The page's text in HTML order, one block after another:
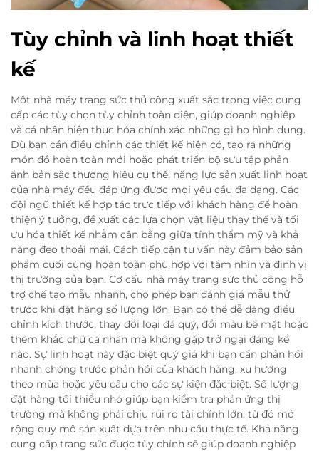
Tùy chỉnh và linh hoạt thiết
kế
Một nhà máy trang sức thủ công xuất sắc trong việc cung
cấp các tùy chọn tùy chỉnh toàn diện, giúp doanh nghiệp
và cá nhân hiện thực hóa chính xác những gì họ hình dung.
Dù bạn cần điều chỉnh các thiết kế hiện có, tạo ra những
món đồ hoàn toàn mới hoặc phát triển bộ sưu tập phản
ánh bản sắc thương hiệu cụ thể, năng lực sản xuất linh hoạt
của nhà máy đều đáp ứng được mọi yêu cầu đa dạng. Các
đội ngũ thiết kế hợp tác trực tiếp với khách hàng để hoàn
thiện ý tưởng, đề xuất các lựa chọn vật liệu thay thế và tối
ưu hóa thiết kế nhằm cân bằng giữa tính thẩm mỹ và khả
năng đeo thoải mái. Cách tiếp cận tư vấn này đảm bảo sản
phẩm cuối cùng hoàn toàn phù hợp với tầm nhìn và định vị
thị trường của bạn. Cơ cấu nhà máy trang sức thủ công hỗ
trợ chế tạo mẫu nhanh, cho phép bạn đánh giá mẫu thử
trước khi đặt hàng số lượng lớn. Bạn có thể dễ dàng điều
chỉnh kích thước, thay đổi loại đá quý, đổi màu bề mặt hoặc
thêm khắc chữ cá nhân mà không gặp trở ngại đáng kể
nào. Sự linh hoạt này đặc biệt quý giá khi bạn cần phản hồi
nhanh chóng trước phản hồi của khách hàng, xu hướng
theo mùa hoặc yêu cầu cho các sự kiện đặc biệt. Số lượng
đặt hàng tối thiểu nhỏ giúp bạn kiểm tra phản ứng thị
trường mà không phải chịu rủi ro tài chính lớn, từ đó mở
rộng quy mô sản xuất dựa trên nhu cầu thực tế. Khả năng
cung cấp trang sức được tùy chỉnh sẽ giúp doanh nghiệp